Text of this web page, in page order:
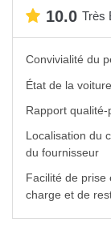
10.0 Très
Convivialité du
État de la voiture
Rapport qualité-
Localisation du
du fournisseur
Facilité de prise
charge et de